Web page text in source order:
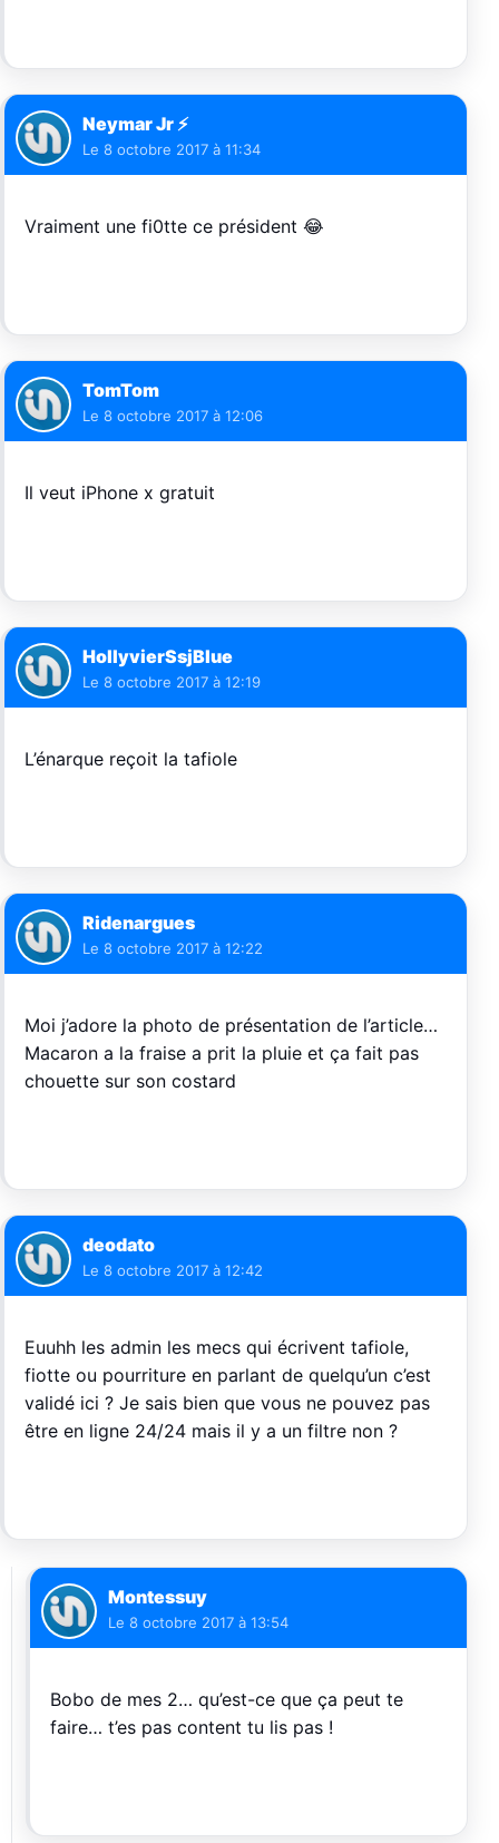
Neymar Jr ⚡️
Le 8 octobre 2017 à 11:34
Vraiment une fi0tte ce président 😂
TomTom
Le 8 octobre 2017 à 12:06
Il veut iPhone x gratuit
HollyvierSsjBlue
Le 8 octobre 2017 à 12:19
L’énarque reçoit la tafiole
Ridenargues
Le 8 octobre 2017 à 12:22
Moi j’adore la photo de présentation de l’article…
Macaron a la fraise a prit la pluie et ça fait pas
chouette sur son costard
deodato
Le 8 octobre 2017 à 12:42
Euuhh les admin les mecs qui écrivent tafiole,
fiotte ou pourriture en parlant de quelqu’un c’est
validé ici ? Je sais bien que vous ne pouvez pas
être en ligne 24/24 mais il y a un filtre non ?
Montessuy
Le 8 octobre 2017 à 13:54
Bobo de mes 2… qu’est-ce que ça peut te
faire… t’es pas content tu lis pas !